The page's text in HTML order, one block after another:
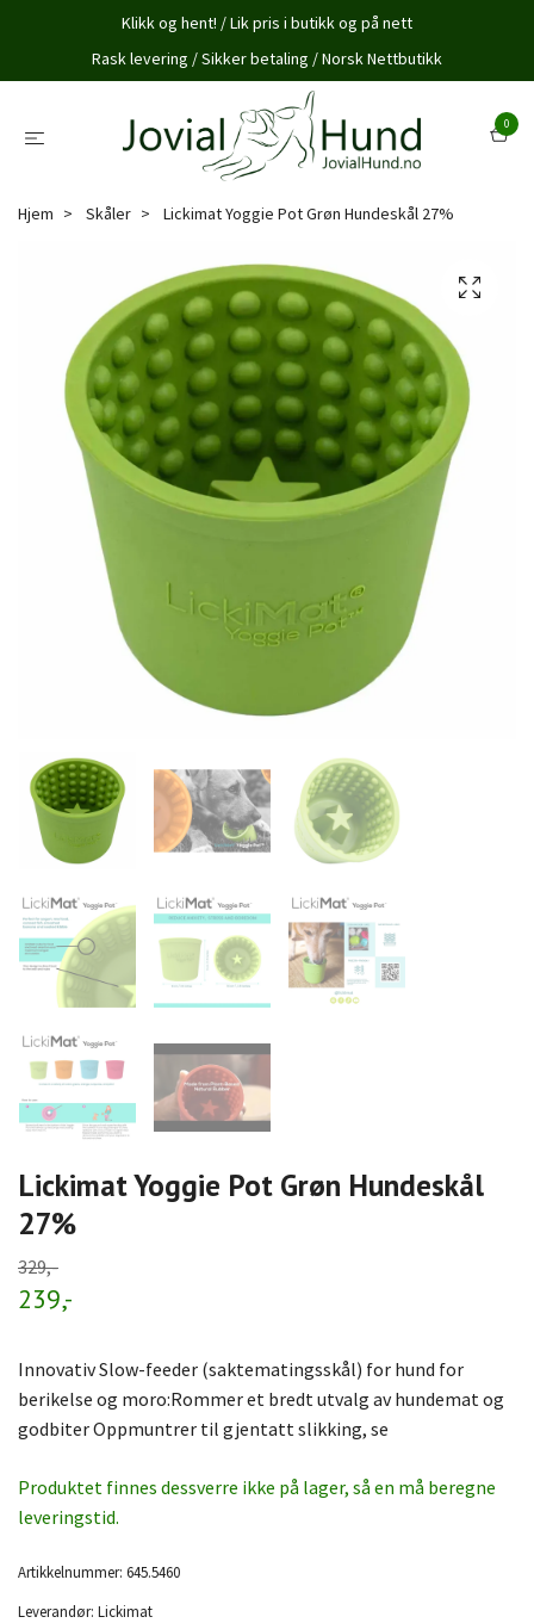
Klikk og hent! / Lik pris i butikk og på nett
Rask levering / Sikker betaling / Norsk Nettbutikk
0
Hjem Skåler Lickimat Yoggie Pot Grøn Hundeskål 27%
Lickimat Yoggie Pot Grøn Hundeskål
27%
329,-
239,-
Innovativ Slow-feeder (saktematingsskål) for hund for
berikelse og moro:Rommer et bredt utvalg av hundemat og
godbiter Oppmuntrer til gjentatt slikking, se
Produktet finnes dessverre ikke på lager, så en må beregne
leveringstid.
Artikkelnummer: 645.5460
Leverandør: Lickimat